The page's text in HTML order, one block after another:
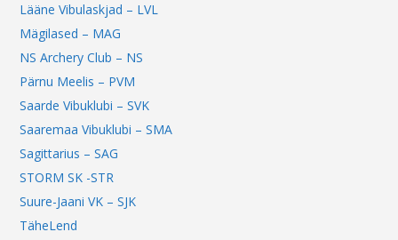
Lääne Vibulaskjad – LVL
Mägilased – MAG
NS Archery Club – NS
Pärnu Meelis – PVM
Saarde Vibuklubi – SVK
Saaremaa Vibuklubi – SMA
Sagittarius – SAG
STORM SK -STR
Suure-Jaani VK – SJK
TäheLend